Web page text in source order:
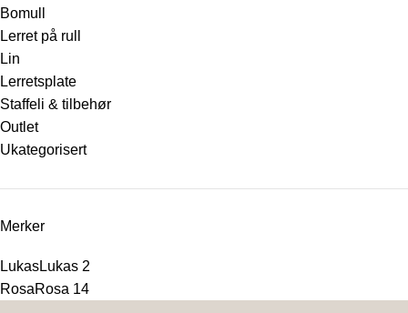
Bomull
Lerret på rull
Lin
Lerretsplate
Staffeli & tilbehør
Outlet
Ukategorisert
Merker
LukasLukas 2
RosaRosa 14